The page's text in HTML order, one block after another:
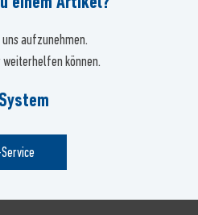
aufzunehmen.
weiterhelfen können.